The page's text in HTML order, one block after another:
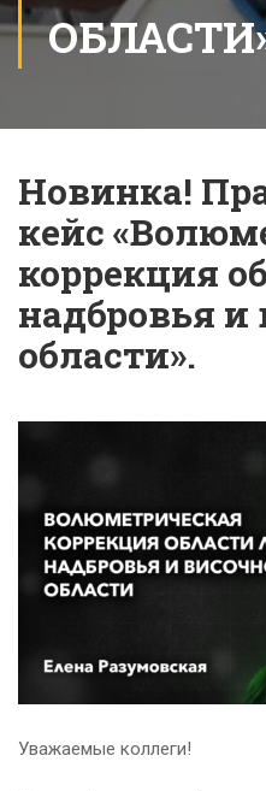
Новинка!
кейс
коррекция
надбровья и
области».
Уважаемые коллеги!